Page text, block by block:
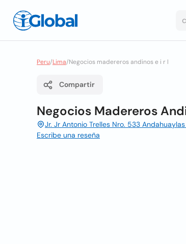
Peru/Lima/Negocios madereros andinos e i r l
Compartir
Negocios Madereros
Jr. Jr Antonio Trelles Nro. 533
Escribe una reseña